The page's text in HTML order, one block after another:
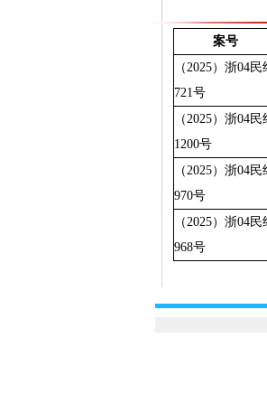
案号
（2025）浙04民
721号
（2025）浙04民
1200号
（2025）浙04民
970号
（2025）浙04民
968号